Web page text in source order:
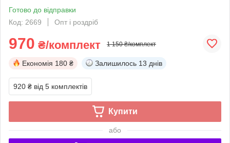
Готово до відправки
Код: 2669
Опт і роздріб
970 ₴/комплект 1 150 ₴/комплект
Економія 180 ₴ Залишилось 13 днів
920 ₴ від 5 комплектів
Купити
або